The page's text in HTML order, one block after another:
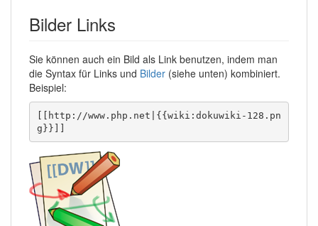
Bilder Links
Sie können auch ein Bild als Link benutzen, indem man
die Syntax für Links und Bilder (siehe unten) kombiniert.
Beispiel:
[[http://www.php.net|{{wiki:dokuwiki-128.pn
g}}]]